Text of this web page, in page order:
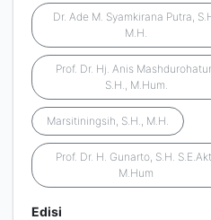
Dr. Ade M. Syamkirana Putra,
M.H.
Prof. Dr. Hj. Anis
S.H., M.Hum.
Marsitiningsih, S.H., M.H.
Prof. Dr. H. Gunarto, S.H.
M.Hum
Edisi